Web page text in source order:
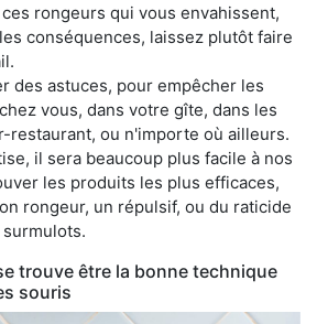
rongeurs qui vous envahissent,
conséquences, laissez plutôt faire
des astuces, pour empêcher les
vous, dans votre gîte, dans les
restaurant, ou n'importe où ailleurs.
il sera beaucoup plus facile à nos
les produits les plus efficaces,
rongeur, un répulsif, ou du raticide
trouve être la bonne technique
souris